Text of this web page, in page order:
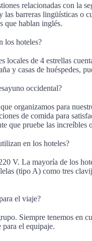
relacionadas con la
las barreras lingüísticas o
que hablan inglés.
los hoteles?
locales de 4 estrellas
y casas de huéspedes,
occidental?
organizamos para
de comida para
que pruebe las increíbles
en los hoteles?
V. La mayoría de los
(tipo A) como tres
el viaje?
Siempre tenemos en
el equipaje.